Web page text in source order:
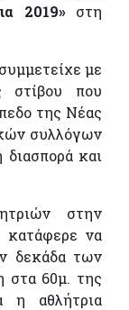
2019»στη
με
στίβου που
της Νέας
συλλόγων
και
στην
κατάφερε να
δεκάδα των
στα 60μ. της
η αθλήτρια